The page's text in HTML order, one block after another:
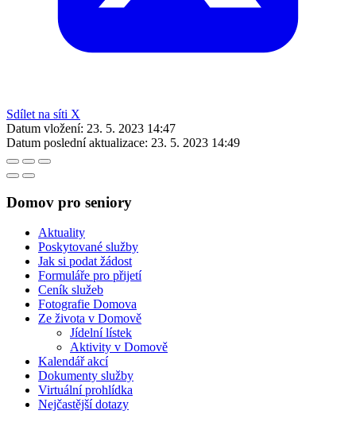
Sdílet na síti X
Datum vložení: 23. 5. 2023 14:47
Datum poslední aktualizace: 23. 5. 2023 14:49
Domov pro seniory
Aktuality
Poskytované služby
Jak si podat žádost
Formuláře pro přijetí
Ceník služeb
Fotografie Domova
Ze života v Domově
Jídelní lístek
Aktivity v Domově
Kalendář akcí
Dokumenty služby
Virtuální prohlídka
Nejčastější dotazy